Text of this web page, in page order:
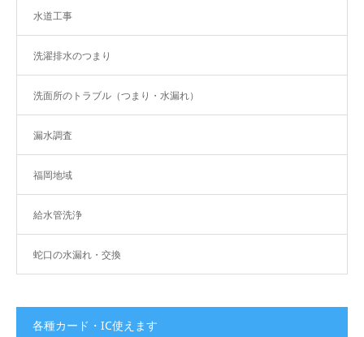
水道工事
洗濯排水のつまり
洗面所のトラブル（つまり・水漏れ）
漏水調査
福岡地域
給水管洗浄
蛇口の水漏れ・交換
各種カード・IC使えます